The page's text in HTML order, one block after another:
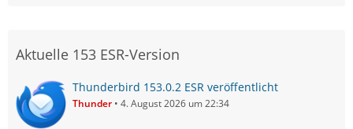
Aktuelle 153 ESR-Version
Thunderbird 153.0.2 ESR veröffentlicht
Thunder 4. August 2026 um 22:34